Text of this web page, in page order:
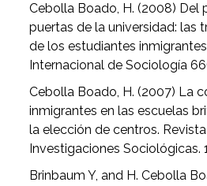
Cebolla Boado, H. (2008) Del
puertas de la universidad: las
de los estudiantes
Internacional de Sociología
Cebolla Boado, H. (2007) La
inmigrantes en las escuelas
la elección de centros.
Investigaciones Sociológicas.
Brinbaum Y, and H. Cebolla